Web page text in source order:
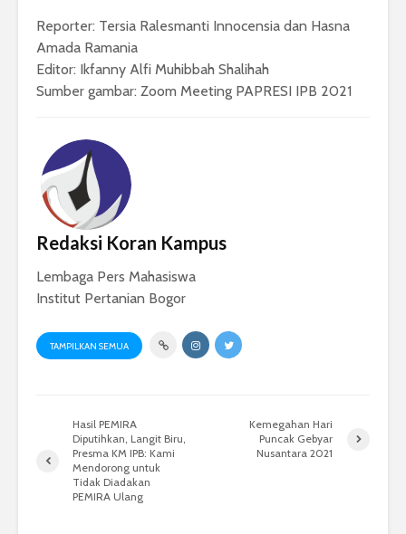
Reporter: Tersia Ralesmanti Innocensia dan Hasna
Amada Ramania
Editor: Ikfanny Alfi Muhibbah Shalihah
Sumber gambar: Zoom Meeting PAPRESI IPB 2021
Redaksi Koran Kampus
Lembaga Pers Mahasiswa
Institut Pertanian Bogor
TAMPILKAN SEMUA
Hasil PEMIRA
Diputihkan, Langit Biru,
Presma KM IPB: Kami
Mendorong untuk
Tidak Diadakan
PEMIRA Ulang
Kemegahan Hari
Puncak Gebyar
Nusantara 2021